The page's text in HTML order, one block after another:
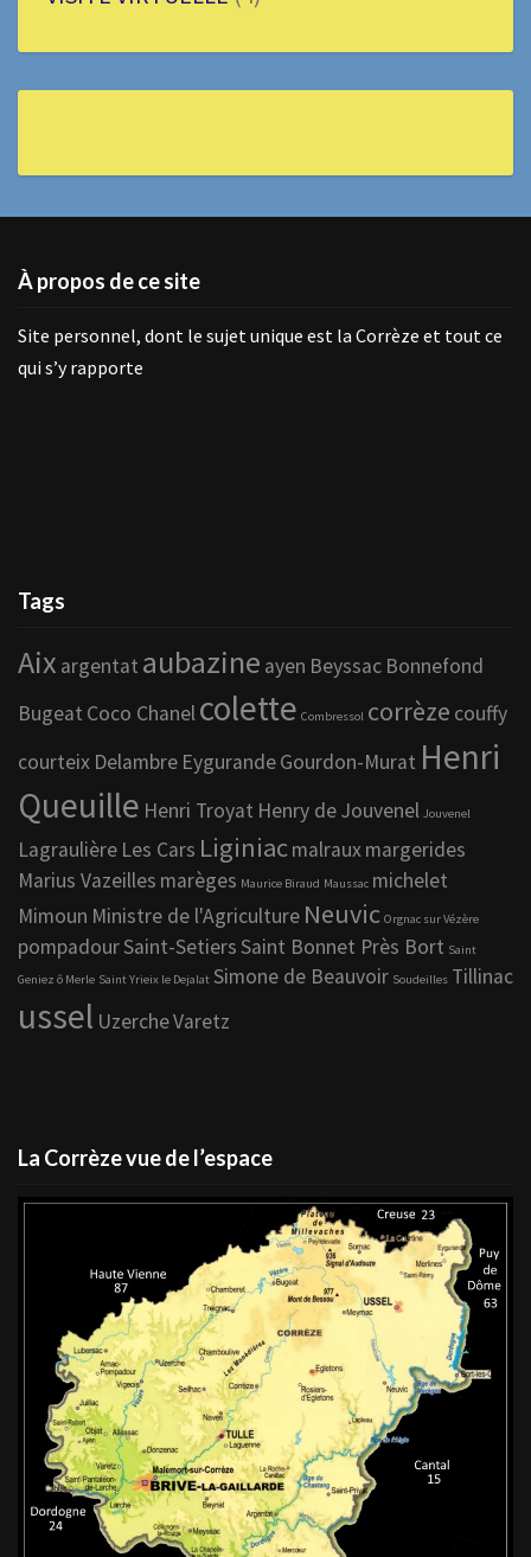
À propos de ce site
Site personnel, dont le sujet unique est la Corrèze et tout ce
qui s’y rapporte
Tags
Aix argentat aubazine ayen Beyssac Bonnefond
Bugeat Coco Chanelcolette Combressol corrèze couffy
courteix Delambre EygurandeGourdon-Murat Henri
Queuille Henri Troyat Henry de Jouvenel Jouvenel
Lagraulière Les Cars Liginiacmalrauxmargerides
Marius Vazeilles marèges Maurice Biraud Maussac michelet
Mimoun Ministre de l'Agriculture Neuvic Orgnac sur Vézère
pompadourSaint-SetiersSaint Bonnet Près Bort Saint
Geniez ô Merle Saint Yrieix le Dejalat Simone de Beauvoir Soudeilles Tillinac
ussel UzercheVaretz
La Corrèze vue de l’espace